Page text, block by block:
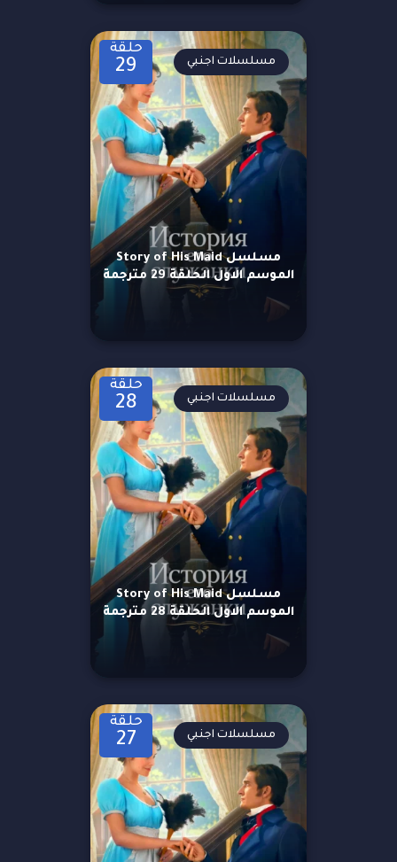
حلقة
29
مسلسل Story of His Maid
الموسم الاول الحلقة 29 مترجمة
مسلسلات اجنبي
حلقة
28
مسلسل Story of His Maid
الموسم الاول الحلقة 28 مترجمة
مسلسلات اجنبي
حلقة
27 مسلسلات اجنبي